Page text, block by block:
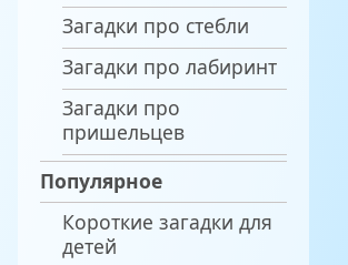
Загадки про стебли
Загадки про лабиринт
Загадки про
пришельцев
Популярное
Короткие загадки для
детей